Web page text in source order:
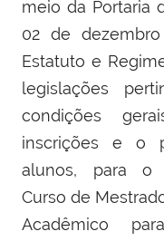
meio da Portaria
02 de
Estatuto e
legislações
condições
inscrições e o
alunos, para o
Curso de
Acadêmico